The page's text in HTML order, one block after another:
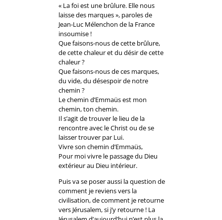
« La foi est une brûlure. Elle nous
laisse des marques », paroles de
Jean-Luc Mélenchon de la France
insoumise !
Que faisons-nous de cette brûlure,
de cette chaleur et du désir de cette
chaleur ?
Que faisons-nous de ces marques,
du vide, du désespoir de notre
chemin ?
Le chemin d’Emmaüs est mon
chemin, ton chemin.
Il s’agit de trouver le lieu de la
rencontre avec le Christ ou de se
laisser trouver par Lui.
Vivre son chemin d’Emmaüs,
Pour moi vivre le passage du Dieu
extérieur au Dieu intérieur.
Puis va se poser aussi la question de
comment je reviens vers la
civilisation, de comment je retourne
vers Jérusalem, si j’y retourne ! La